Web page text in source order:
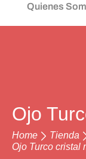
Quienes
Ojo
Home Tienda
Ojo Turco cristal